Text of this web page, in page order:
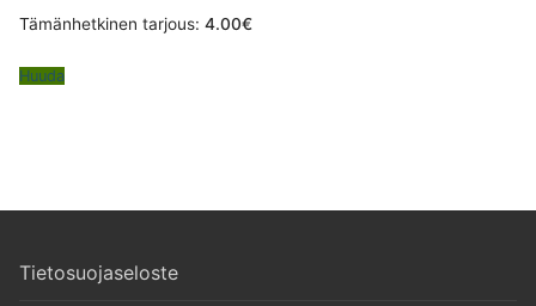
Tämänhetkinen tarjous: 4.00€
Huuda
Tietosuojaseloste